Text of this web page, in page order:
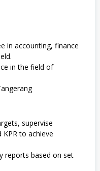
in accounting, finance
in the field of
supervise
to achieve
reports based on set